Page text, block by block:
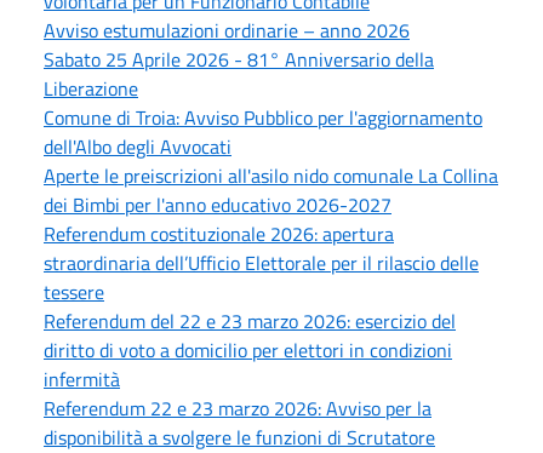
Avviso estumulazioni ordinarie – anno 2026
Sabato 25 Aprile 2026 - 81° Anniversario della
Liberazione
Comune di Troia: Avviso Pubblico per l'aggiornamento
dell'Albo degli Avvocati
Aperte le preiscrizioni all'asilo nido comunale La Collina
dei Bimbi per l'anno educativo 2026-2027
Referendum costituzionale 2026: apertura
straordinaria dell’Ufficio Elettorale per il rilascio delle
tessere
Referendum del 22 e 23 marzo 2026: esercizio del
diritto di voto a domicilio per elettori in condizioni
infermità
Referendum 22 e 23 marzo 2026: Avviso per la
disponibilità a svolgere le funzioni di Scrutatore